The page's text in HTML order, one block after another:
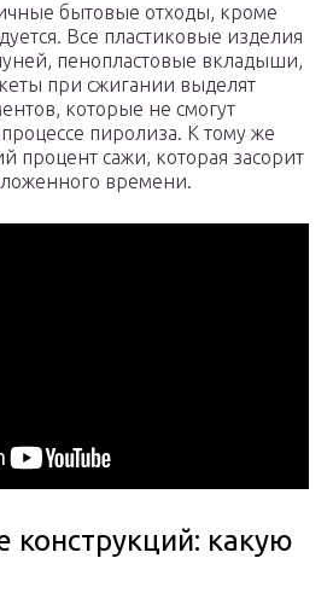
бытовые отходы, кроме
Все пластиковые изделия
пенопластовые вкладыши,
при сжигании выделят
которые не смогут
пиролиза. К тому же
процент сажи, которая засорит
времени.
конструкций: какую